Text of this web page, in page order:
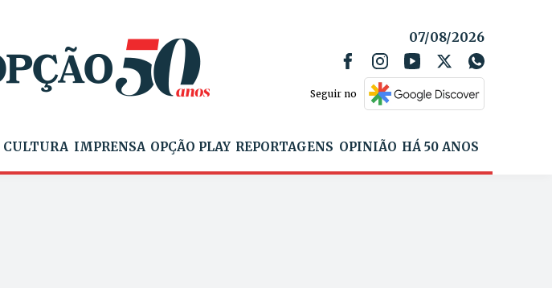
07/08/2026
Seguir no
CULTURA IMPRENSA OPÇÃO PLAY REPORTAGENS OPINIÃO HÁ 50 ANOS